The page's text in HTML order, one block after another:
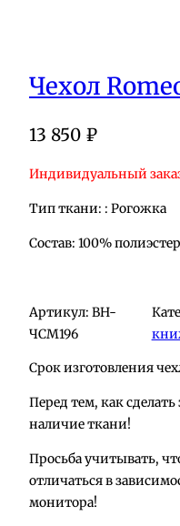
Чехол
13 850 ₽
Индивидуальный
Тип ткани: : Рогожка
Состав: 100% полиэстер
Артикул: BH-
ЧСМ196
Срок изготовления
Перед тем, как
наличие ткани!
Просьба учитывать,
отличаться в
монитора!